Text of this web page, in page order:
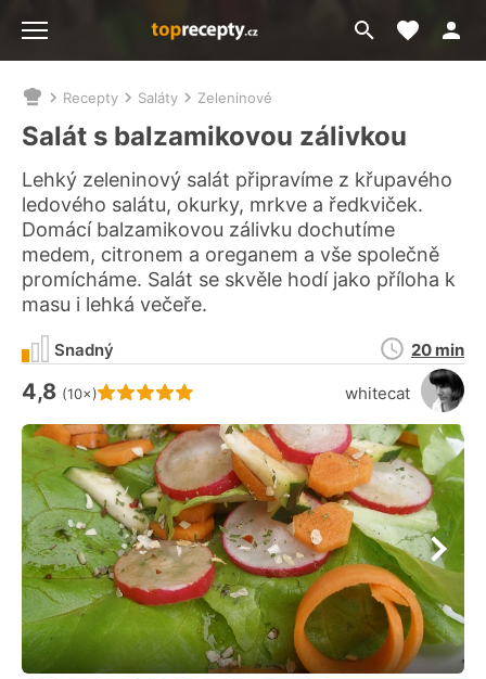
Přejít
na
Moje
Nacházíte
se
zde:
Recepty Saláty Zeleninové
Salát s balzamikovou zálivkou
Lehký zeleninový salát připravíme z křupavého
ledového salátu, okurky, mrkve a ředkviček.
Domácí balzamikovou zálivku dochutíme
medem, citronem a oreganem a vše společně
promícháme. Salát se skvěle hodí jako příloha k
masu i lehká večeře.
Hodnocení receptu je
4,8 (10×) whitecat
Snadný
Doba
přípravy
20 min